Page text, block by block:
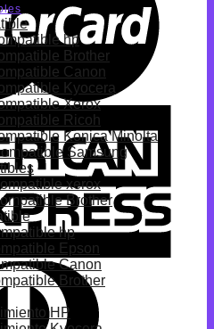
hp
Brother
Canon
Kyocera
Xerox
Ricoh
Konica Minolta
Samsung
xerox
Brother
hp
Epson
Canon
Brother
HP